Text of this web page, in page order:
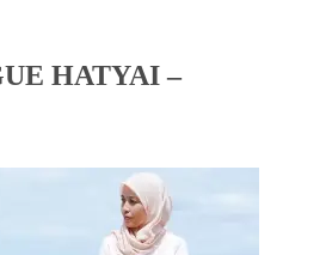
HATYAI –